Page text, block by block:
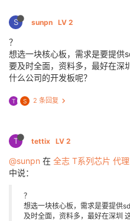
S sunpn LV 2
？
想选一块核心板，需求是要提供
要及时全面，资料多，最好在深
什么公司的开发板呢？
T S 2 条回复
T tettix LV 2
@sunpn 在 全志 T系列芯片 代
中说：
？
想选一块核心板，需求是要提供
及时全面，资料多，最好在深圳